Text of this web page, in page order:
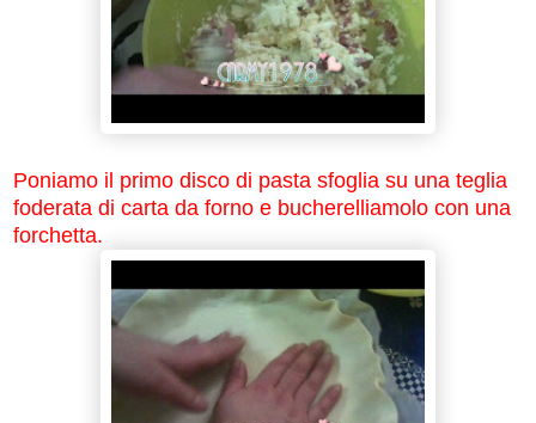
Poniamo il primo disco di pasta sfoglia su una teglia
foderata di carta da forno e bucherelliamolo con una
forchetta.